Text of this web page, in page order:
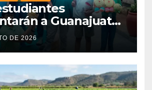
a Guanajuato
Mexicana de
2026
DE 2026